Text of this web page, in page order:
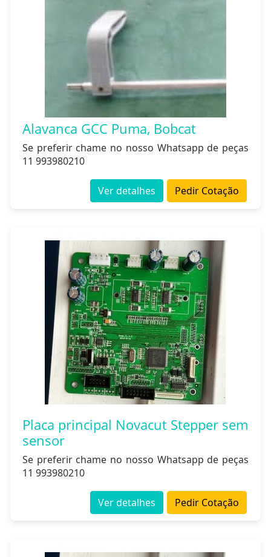
Alavanca GCC Puma, Bobcat
Se preferir chame no nosso Whatsapp de peças
11 993980210
Pedir Cotação
Ver detalhes
Placa principal Novacut Stepper sem
sensor
Se preferir chame no nosso Whatsapp de peças
11 993980210
Pedir Cotação
Ver detalhes